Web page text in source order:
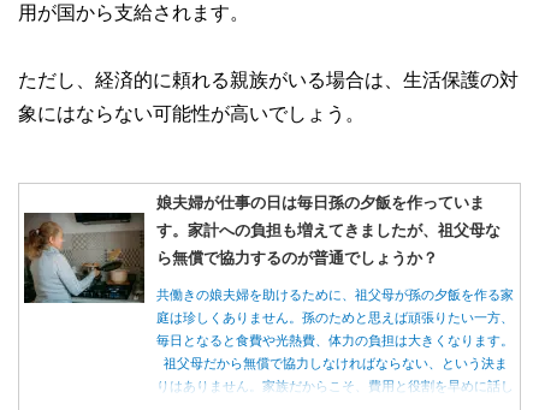
用が国から支給されます。
ただし、経済的に頼れる親族がいる場合は、生活保護の対
象にはならない可能性が高いでしょう。
娘夫婦が仕事の日は毎日孫の夕飯を作っていま
す。家計への負担も増えてきましたが、祖父母な
ら無償で協力するのが普通でしょうか？
共働きの娘夫婦を助けるために、祖父母が孫の夕飯を作る家
庭は珍しくありません。孫のためと思えば頑張りたい一方、
毎日となると食費や光熱費、体力の負担は大きくなります。
祖父母だから無償で協力しなければならない、という決ま
りはありません。家族だからこそ、費用と役割を早めに話し